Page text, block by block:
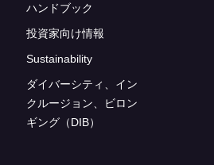
ハンドブック
投資家向け情報
Sustainability
ダイバーシティ、イン
クルージョン、ビロン
ギング（DIB）